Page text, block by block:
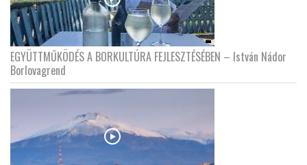
EGYÜTTMŰKÖDÉS A BORKULTÚRA FEJLESZTÉSÉBEN – István Nádor
Borlovagrend